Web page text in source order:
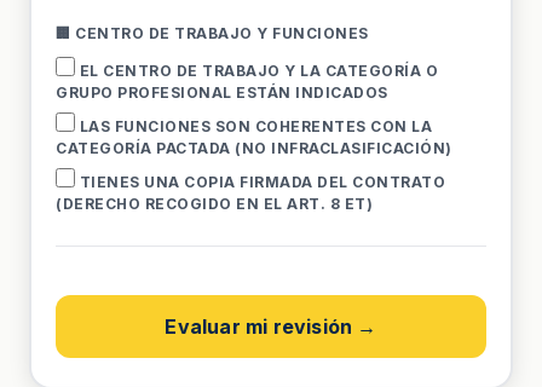
🏢 CENTRO DE TRABAJO Y FUNCIONES
EL CENTRO DE TRABAJO Y LA CATEGORÍA O
GRUPO PROFESIONAL ESTÁN INDICADOS
LAS FUNCIONES SON COHERENTES CON LA
CATEGORÍA PACTADA (NO INFRACLASIFICACIÓN)
TIENES UNA COPIA FIRMADA DEL CONTRATO
(DERECHO RECOGIDO EN EL ART. 8 ET)
Evaluar mi revisión →